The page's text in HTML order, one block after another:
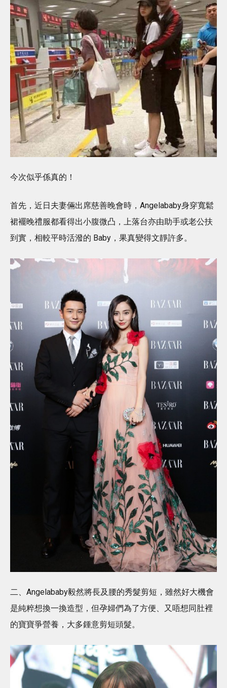
今次似乎係真的！
首先，近日夫妻倆出席慈善晚會時，Angelababy身穿寬鬆
裙襬晚禮服都看得出小腹微凸，上落台亦由助手或老公扶
到實，相較平時活潑的 Baby，果真變得文靜許多。
二、Angelababy毅然將長及腰的秀髮剪短，雖然好大機會
是純粹想換一換造型，但孕婦們為了方便、又唔想同肚裡
的寶寶爭營養，大多鍾意剪短頭髮。